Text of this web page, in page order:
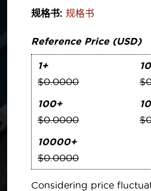
规格书: 规格书
Reference Price (USD)
1+
$0.0000
100+
$0.0000
10000+
$0.0000
Considering price